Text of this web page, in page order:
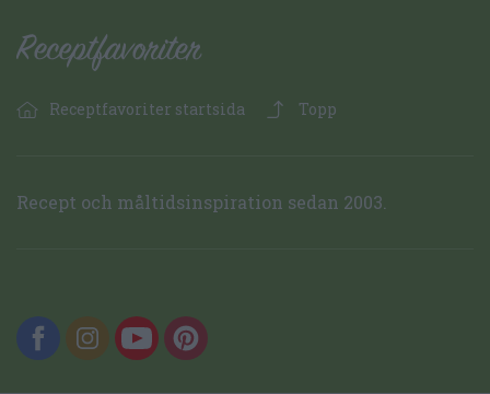
Receptfavoriter startsida Topp
Recept och måltidsinspiration sedan 2003.